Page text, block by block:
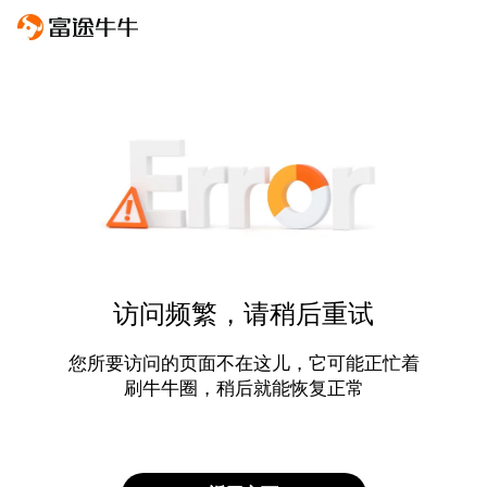
访问频繁，请稍后重试
您所要访问的页面不在这儿，它可能正忙着
刷牛牛圈，稍后就能恢复正常